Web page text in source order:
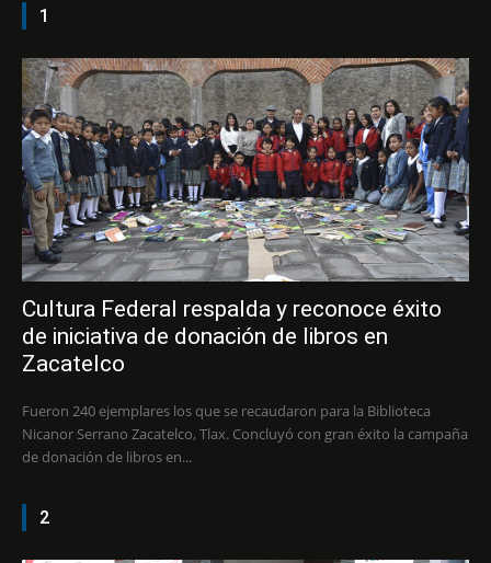
1
Cultura Federal respalda y reconoce éxito
de iniciativa de donación de libros en
Zacatelco
Fueron 240 ejemplares los que se recaudaron para la Biblioteca
Nicanor Serrano Zacatelco, Tlax. Concluyó con gran éxito la campaña
de donación de libros en...
2